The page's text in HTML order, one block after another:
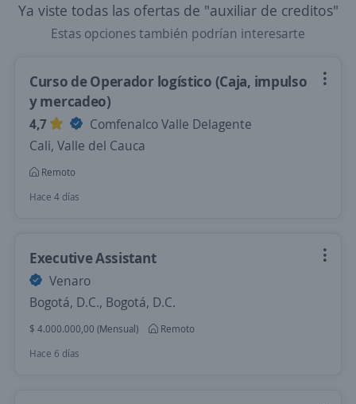
Ya viste todas las ofertas de "auxiliar de creditos"
Estas opciones también podrían interesarte
Curso de Operador logístico (Caja, impulso
y mercadeo)
4,7
Comfenalco Valle Delagente
Cali, Valle del Cauca
Remoto
Hace 4 días
Executive Assistant
Venaro
Bogotá, D.C., Bogotá, D.C.
$ 4.000.000,00 (Mensual)
Remoto
Hace 6 días